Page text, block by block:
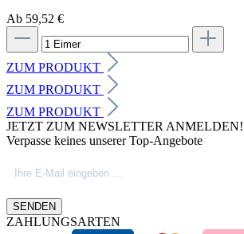
Ab 59,52 €
ZUM PRODUKT
ZUM PRODUKT
ZUM PRODUKT
JETZT ZUM NEWSLETTER ANMELDEN!
Verpasse keines unserer Top-Angebote
SENDEN
ZAHLUNGSARTEN